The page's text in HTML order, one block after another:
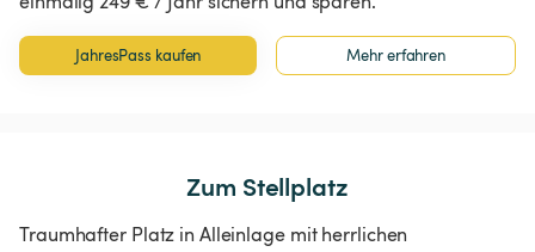
JahresPass kaufen Mehr erfahren
Zum Stellplatz
Traumhafter Platz in Alleinlage mit herrlichen